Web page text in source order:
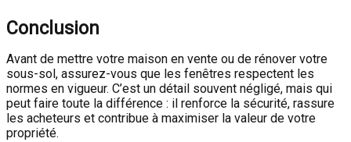
Conclusion
Avant de mettre votre maison en vente ou de rénover votre
sous-sol, assurez-vous que les fenêtres respectent les
normes en vigueur. C’est un détail souvent négligé, mais qui
peut faire toute la différence : il renforce la sécurité, rassure
les acheteurs et contribue à maximiser la valeur de votre
propriété.